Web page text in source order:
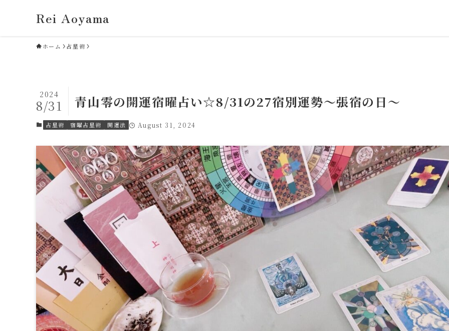
Rei Aoyama
ホーム 占星術
青山零の開運宿曜占い☆8/31の27宿別運勢～張宿の日～
2024
8/31
占星術 宿曜占星術 開運法 August 31, 2024